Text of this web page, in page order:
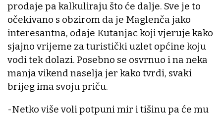
prodaje pa kalkuliraju što će dalje. Sve je to
očekivano s obzirom da je Maglenča jako
interesantna, odaje Kutanjac koji vjeruje kako
sjajno vrijeme za turistički uzlet općine koju
vodi tek dolazi. Posebno se osvrnuo i na neka
manja vikend naselja jer kako tvrdi, svaki
brijeg ima svoju priču.
-Netko više voli potpuni mir i tišinu pa će mu